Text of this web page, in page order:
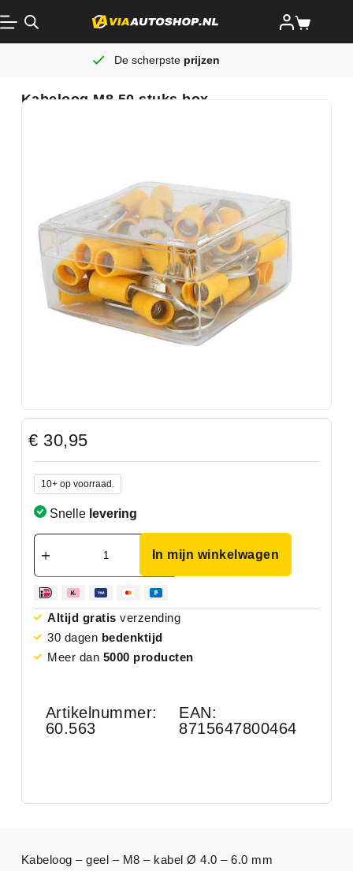
De scherpste prijzen
Kabeloog M8 50 stuks box
€ 30,95
10+ op voorraad.
Snelle levering
In mijn winkelwagen
Altijd gratis verzending
30 dagen bedenktijd
Meer dan 5000 producten
Artikelnummer:
60.563
EAN:
8715647800464
Kabeloog – geel – M8 – kabel Ø 4.0 – 6.0 mm